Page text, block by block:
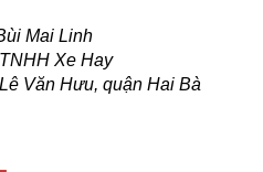
Mai Linh
Xe Hay
Văn Hưu, quận Hai Bà